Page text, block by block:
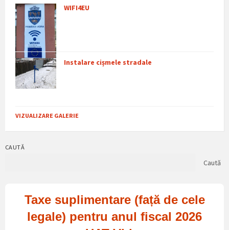
WIFI4EU
Instalare cișmele stradale
VIZUALIZARE GALERIE
CAUTĂ
Caută
Taxe suplimentare (față de cele
legale) pentru anul fiscal 2026